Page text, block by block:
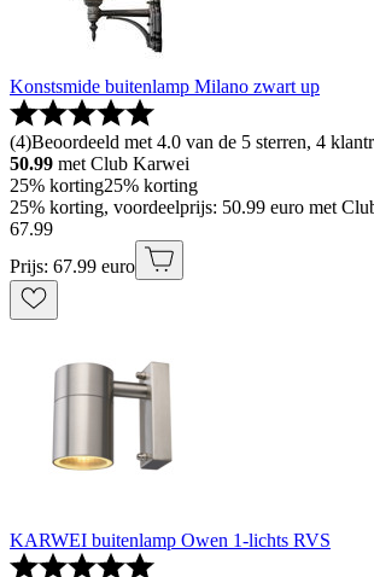
Konstsmide buitenlamp Milano zwart up
(4)Beoordeeld met 4.0 van de 5 sterren, 4
50.99 met Club Karwei
25% korting25% korting
25% korting, voordeelprijs: 50.99 euro met
67.99
Prijs: 67.99 euro
KARWEI buitenlamp Owen 1-lichts RVS